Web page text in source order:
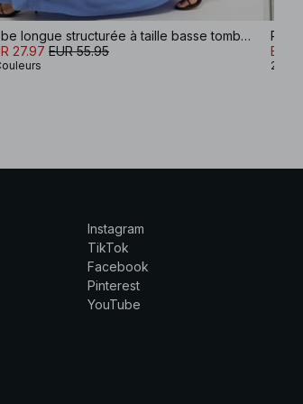
Robe longue structurée à taille basse tombante
27.97 EUR 55.95 EUR
2
Instagram
TikTok
Facebook
Pinterest
YouTube